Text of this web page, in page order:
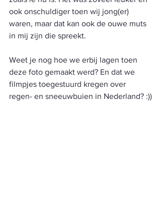
ook onschuldiger toen wij jong(er)
waren, maar dat kan ook de ouwe muts
in mij zijn die spreekt.
Weet je nog hoe we erbij lagen toen
deze foto gemaakt werd? En dat we
filmpjes toegestuurd kregen over
regen- en sneeuwbuien in Nederland? :))